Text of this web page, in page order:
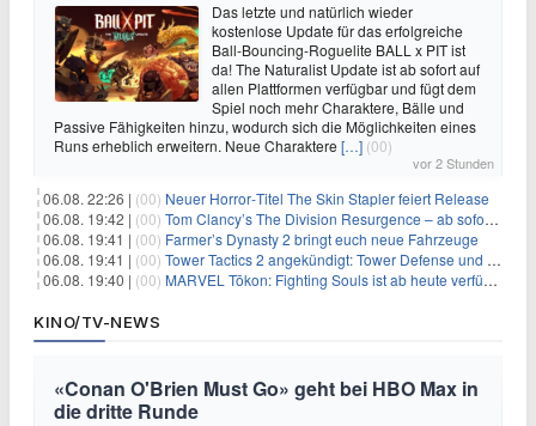
Das letzte und natürlich wieder
kostenlose Update für das erfolgreiche
Ball-Bouncing-Roguelite BALL x PIT ist
da! The Naturalist Update ist ab sofort auf
allen Plattformen verfügbar und fügt dem
Spiel noch mehr Charaktere, Bälle und
Passive Fähigkeiten hinzu, wodurch sich die Möglichkeiten eines
Runs erheblich erweitern. Neue Charaktere […] (00)
vor 2 Stunden
06.08. 22:26 | (00) Neuer Horror‑Titel The Skin Stapler feiert Release
06.08. 19:42 | (00) Tom Clancy’s The Division Resurgence – ab sofort für euch verfügbar
06.08. 19:41 | (00) Farmer’s Dynasty 2 bringt euch neue Fahrzeuge
06.08. 19:41 | (00) Tower Tactics 2 angekündigt: Tower Defense und Deckbuilding Kombo kehrt zurück
06.08. 19:40 | (00) MARVEL Tōkon: Fighting Souls ist ab heute verfügbar
KINO/TV-NEWS
«Conan O'Brien Must Go» geht bei HBO Max in
die dritte Runde